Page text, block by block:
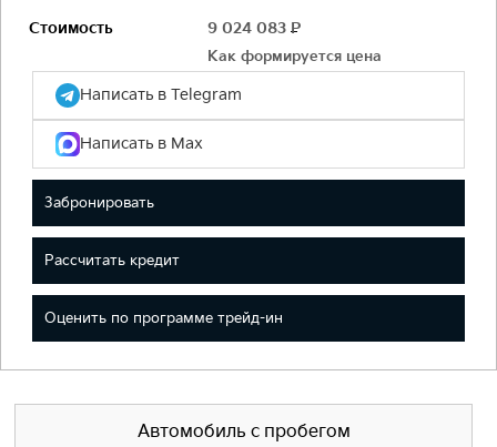
Стоимость 9 024 083 Р
Как формируется цена
Написать в Telegram
Написать в Max
Забронировать
Рассчитать кредит
Оценить по программе трейд-ин
Автомобиль с пробегом